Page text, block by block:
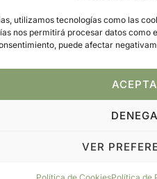
utilizamos tecnologías como las
nos permitirá procesar datos
puede afectar
VER